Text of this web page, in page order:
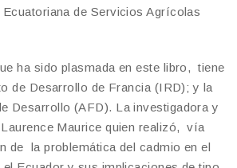
de Servicios Agrícolas
ha sido plasmada en este libro, tiene
de Desarrollo de Francia (IRD); y la
Desarrollo (AFD). La investigadora y
Maurice quien realizó, vía
de la problemática del cadmio en el